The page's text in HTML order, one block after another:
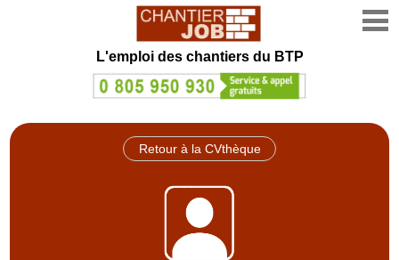
L'emploi des chantiers du BTP
Retour à la CVthèque